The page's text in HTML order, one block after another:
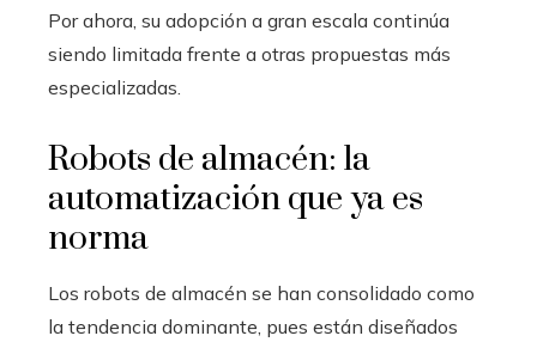
Por ahora, su adopción a gran escala continúa
siendo limitada frente a otras propuestas más
especializadas.
Robots de almacén: la
automatización que ya es
norma
Los robots de almacén se han consolidado como
la tendencia dominante, pues están diseñados